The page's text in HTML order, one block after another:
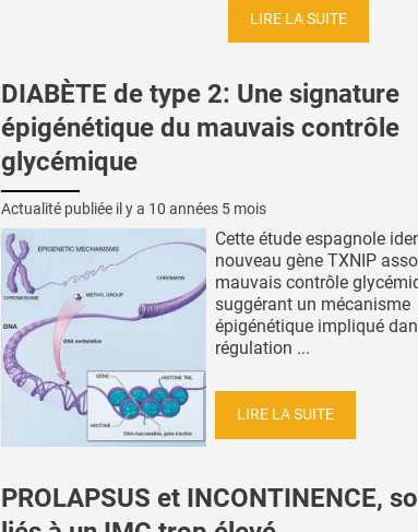
LIRE LA SUITE
DIABÈTE de type 2: Une signature
épigénétique du mauvais contrôle
glycémique
Actualité publiée il y a 10 années 5 mois
Cette étude espagnole
nouveau gène TXNIP
mauvais contrôle
suggérant un mécanisme
épigénétique impliqué
régulation ...
LIRE LA SUITE
PROLAPSUS et INCONTINENCE,